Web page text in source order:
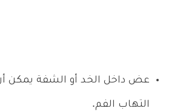
عض داخل الخد أو الشفة يمكن
التهاب الفم.